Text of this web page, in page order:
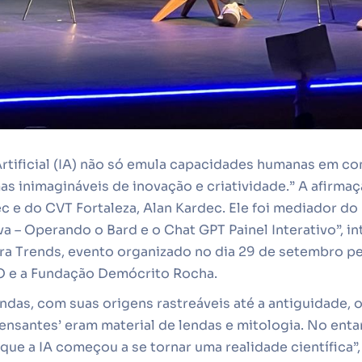
(IA) não só emula capacidades humanas em
inimagináveis de inovação e criatividade.” A
e do CVT Fortaleza, Alan Kardec. Ele foi mediador do
– Operando o Bard e o Chat GPT Painel Interativo”,
Trends, evento organizado no dia 29 de setembro
e a Fundação Demócrito Rocha.
com suas origens rastreáveis até a antiguidade,
eram material de lendas e mitologia. No
a IA começou a se tornar uma realidade